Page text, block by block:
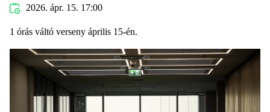
2026. ápr. 15. 17:00
1 órás váltó verseny április 15-én.